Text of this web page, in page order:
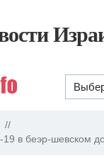
19 в беэр-шевском